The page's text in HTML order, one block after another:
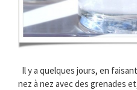
Il y a quelques jours, en
nez à nez avec des grenades